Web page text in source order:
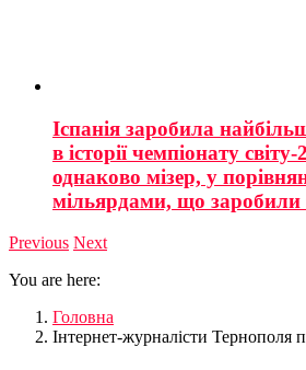
Іспанія заробила
в історії чемпіонату
однаково мізер, у
мільярдами, що
Previous Next
You are here:
Головна
Інтернет-журналісти Тернополя